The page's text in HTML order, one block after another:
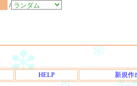
/
HELP 新規作